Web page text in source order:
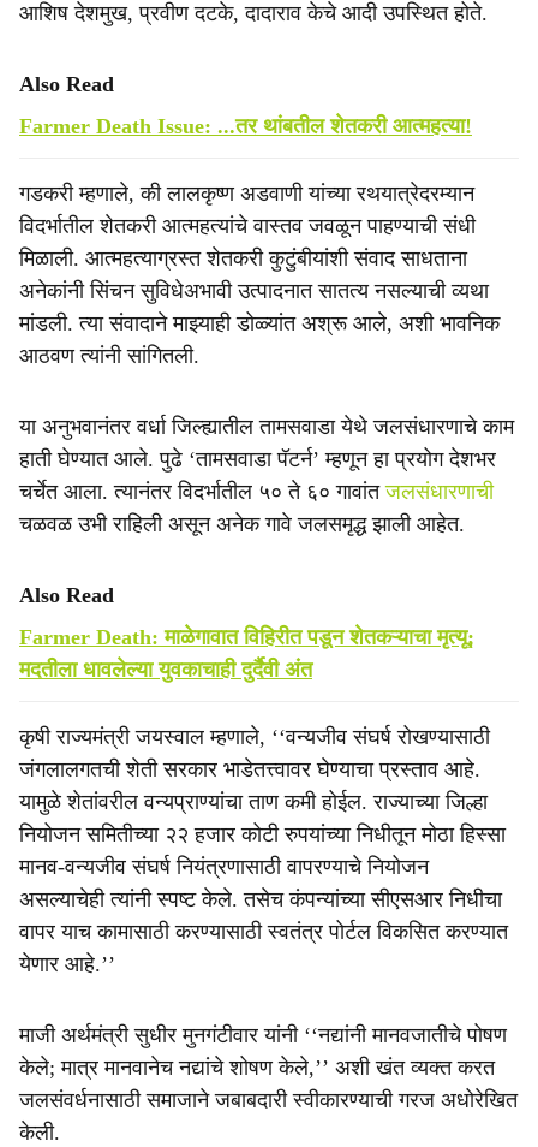
आशिष देशमुख, प्रवीण दटके, दादाराव केचे आदी उपस्थित होते.
Also Read
Farmer Death Issue: ...तर थांबतील शेतकरी आत्महत्या!
गडकरी म्हणाले, की लालकृष्ण अडवाणी यांच्या रथयात्रेदरम्यान
विदर्भातील शेतकरी आत्महत्यांचे वास्तव जवळून पाहण्याची संधी
मिळाली. आत्महत्याग्रस्त शेतकरी कुटुंबीयांशी संवाद साधताना
अनेकांनी सिंचन सुविधेअभावी उत्पादनात सातत्य नसल्याची व्यथा
मांडली. त्या संवादाने माझ्याही डोळ्यांत अश्रू आले, अशी भावनिक
आठवण त्यांनी सांगितली.
या अनुभवानंतर वर्धा जिल्ह्यातील तामसवाडा येथे जलसंधारणाचे काम
हाती घेण्यात आले. पुढे ‘तामसवाडा पॅटर्न’ म्हणून हा प्रयोग देशभर
चर्चेत आला. त्यानंतर विदर्भातील ५० ते ६० गावांतजलसंधारणाची
चळवळ उभी राहिली असून अनेक गावे जलसमृद्ध झाली आहेत.
Also Read
Farmer Death: माळेगावात विहिरीत पडून शेतकऱ्याचा मृत्यू;
मदतीला धावलेल्या युवकाचाही दुर्दैवी अंत
कृषी राज्यमंत्री जयस्वाल म्हणाले, ‘‘वन्यजीव संघर्ष रोखण्यासाठी
जंगलालगतची शेती सरकार भाडेतत्त्वावर घेण्याचा प्रस्ताव आहे.
यामुळे शेतांवरील वन्यप्राण्यांचा ताण कमी होईल. राज्याच्या जिल्हा
नियोजन समितीच्या २२ हजार कोटी रुपयांच्या निधीतून मोठा हिस्सा
मानव-वन्यजीव संघर्ष नियंत्रणासाठी वापरण्याचे नियोजन
असल्याचेही त्यांनी स्पष्ट केले. तसेच कंपन्यांच्या सीएसआर निधीचा
वापर याच कामासाठी करण्यासाठी स्वतंत्र पोर्टल विकसित करण्यात
येणार आहे.’’
माजी अर्थमंत्री सुधीर मुनगंटीवार यांनी ‘‘नद्यांनी मानवजातीचे पोषण
केले; मात्र मानवानेच नद्यांचे शोषण केले,’’ अशी खंत व्यक्त करत
जलसंवर्धनासाठी समाजाने जबाबदारी स्वीकारण्याची गरज अधोरेखित
केली.